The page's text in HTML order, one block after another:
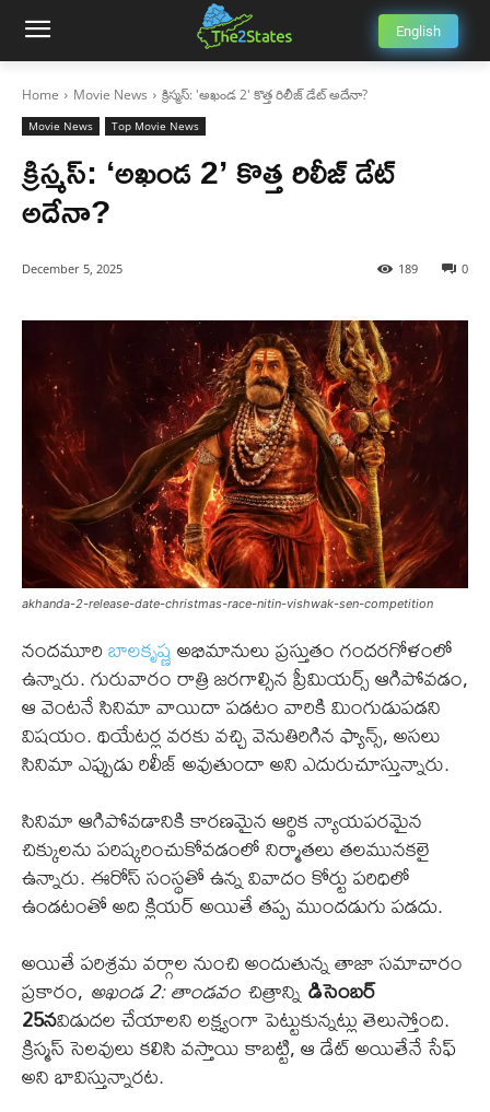
English
Home Movie News క్రిస్మస్: 'అఖండ 2' కొత్త రిలీజ్ డేట్ అదేనా?
Movie News Top Movie News
క్రిస్మస్: ‘అఖండ 2’ కొత్త రిలీజ్ డేట్
అదేనా?
December 5, 2025 0
189
akhanda-2-release-date-christmas-race-nitin-vishwak-sen-competition
నందమూరిబాలకృష్ణఅభిమానులు ప్రస్తుతం గందరగోళంలో
ఉన్నారు. గురువారం రాత్రి జరగాల్సిన ప్రీమియర్స్ ఆగిపోవడం,
ఆ వెంటనే సినిమా వాయిదా పడటం వారికి మింగుడుపడని
విషయం. థియేటర్ల వరకు వచ్చి వెనుతిరిగిన ఫ్యాన్స్, అసలు
సినిమా ఎప్పుడు రిలీజ్ అవుతుందా అని ఎదురుచూస్తున్నారు.
సినిమా ఆగిపోవడానికి కారణమైన ఆర్థిక న్యాయపరమైన
చిక్కులను పరిష్కరించుకోవడంలో నిర్మాతలు తలమునకలై
ఉన్నారు. ఈరోస్ సంస్థతో ఉన్న వివాదం కోర్టు పరిధిలో
ఉండటంతో అది క్లియర్ అయితే తప్ప ముందడుగు పడదు.
అయితే పరిశ్రమ వర్గాల నుంచి అందుతున్న తాజా సమాచారం
ప్రకారం, అఖండ 2: తాండవంచిత్రాన్నిడిసెంబర్
25నవిడుదల చేయాలని లక్ష్యంగా పెట్టుకున్నట్లు తెలుస్తోంది.
క్రిస్మస్ సెలవులు కలిసి వస్తాయి కాబట్టి, ఆ డేట్ అయితేనే సేఫ్
అని భావిస్తున్నారట.